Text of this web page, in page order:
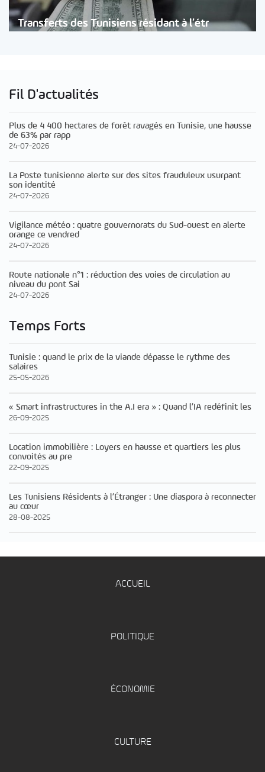
Transferts des Tunisiens résidant à l’étr
Fil D'actualités
Plus de 4 400 hectares de forêt ravagés en Tunisie, une hausse
de 63% par rapp
24-07-2026
La Poste tunisienne alerte sur des sites frauduleux usurpant
son identité
24-07-2026
Vigilance météo : quatre gouvernorats du Sud-ouest en alerte
orange ce vendred
24-07-2026
Route nationale n°1 : réduction des voies de circulation au
niveau du pont Sai
24-07-2026
Temps Forts
Tunisie : quand le prix de la viande dépasse le rythme des
salaires
25-05-2026
« Smart infrastructures in the A.I era » : Quand l’IA redéfinit les
26-09-2025
Location immobilière : Loyers en hausse et quartiers les plus
convoités au pre
22-09-2025
Les Tunisiens Résidents à l’Étranger : Une diaspora à reconnecter
au cœur
28-08-2025
ACCUEIL
POLITIQUE
ÉCONOMIE
CULTURE